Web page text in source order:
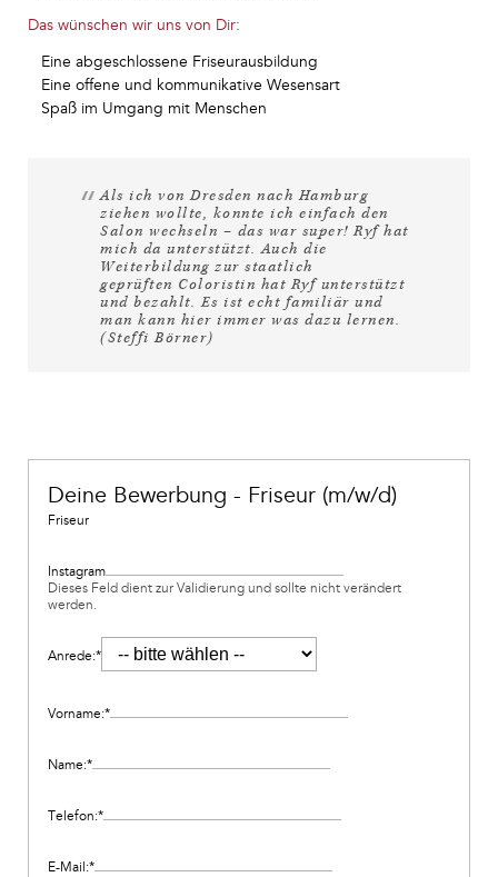
Das wünschen wir uns von Dir:
Eine abgeschlossene Friseurausbildung
Eine offene und kommunikative Wesensart
Spaß im Umgang mit Menschen
Als ich von Dresden nach Hamburg
ziehen wollte, konnte ich einfach den
Salon wechseln – das war super! Ryf hat
mich da unterstützt. Auch die
Weiterbildung zur staatlich
geprüften Coloristin hat Ryf unterstützt
und bezahlt. Es ist echt familiär und
man kann hier immer was dazu lernen.
(Steffi Börner)
Deine Bewerbung - Friseur (m/w/d)
Friseur
Instagram
Dieses Feld dient zur Validierung und sollte nicht verändert
werden.
Anrede:*
Vorname:*
Name:*
Telefon:*
E-Mail:*